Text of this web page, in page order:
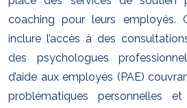
coaching pour leurs employés.
inclure l’accès à des
des psychologues
d’aide aux employés (PAE)
problématiques personnelles